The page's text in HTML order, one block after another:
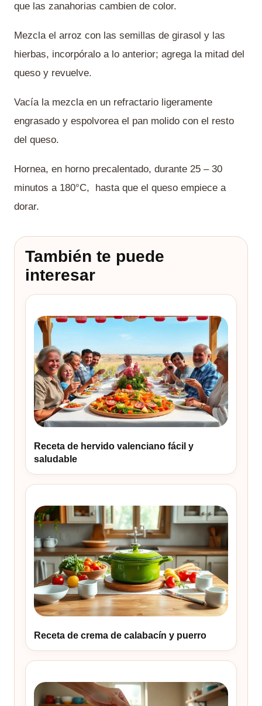
que las zanahorias cambien de color.
Mezcla el arroz con las semillas de girasol y las
hierbas, incorpóralo a lo anterior; agrega la mitad del
queso y revuelve.
Vacía la mezcla en un refractario ligeramente
engrasado y espolvorea el pan molido con el resto
del queso.
Hornea, en horno precalentado, durante 25 – 30
minutos a 180°C, hasta que el queso empiece a
dorar.
También te puede
interesar
Receta de hervido valenciano fácil y
saludable
Receta de crema de calabacín y puerro